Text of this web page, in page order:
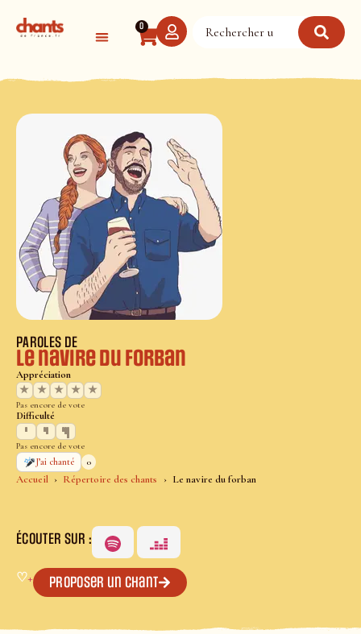
0
Accueil Répertoire des chants Le navire du forban
PAROLES DE
Le navire du forban
Appréciation
★
★ ★ ★ ★
Pas encore de vote
Difficulté
Pas encore de vote
J’ai chanté
0
ÉCOUTER SUR :
♡+ Proposer un chant